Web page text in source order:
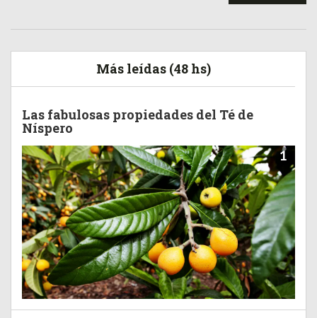
Más leídas (48 hs)
Las fabulosas propiedades del Té de
Níspero
1